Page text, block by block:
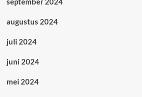
augustus 2024
juli 2024
juni 2024
mei 2024